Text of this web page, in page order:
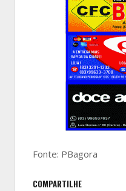
Fonte: PBagora
COMPARTILHE